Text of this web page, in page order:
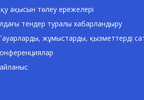
ақысын төлеу ережелері
тендер туралы хабарландыру
жұмыстарды, қызметтерді